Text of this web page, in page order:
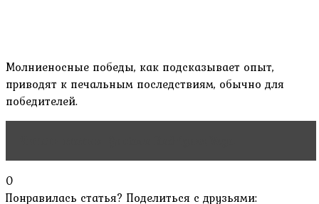
Молниеносные победы, как подсказывает опыт,
приводят к печальным последствиям, обычно для
победителей.
0
Понравилась статья? Поделиться с друзьями: